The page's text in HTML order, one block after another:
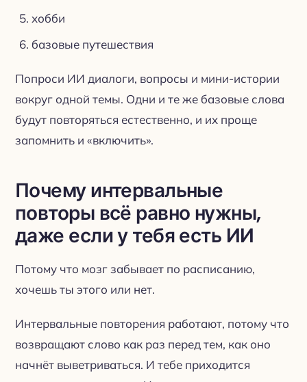
хобби
базовые путешествия
Попроси ИИ диалоги, вопросы и мини-истории
вокруг одной темы. Одни и те же базовые слова
будут повторяться естественно, и их проще
запомнить и «включить».
Почему интервальные
повторы всё равно нужны,
даже если у тебя есть ИИ
Потому что мозг забывает по расписанию,
хочешь ты этого или нет.
Интервальные повторения работают, потому что
возвращают слово как раз перед тем, как оно
начнёт выветриваться. И тебе приходится